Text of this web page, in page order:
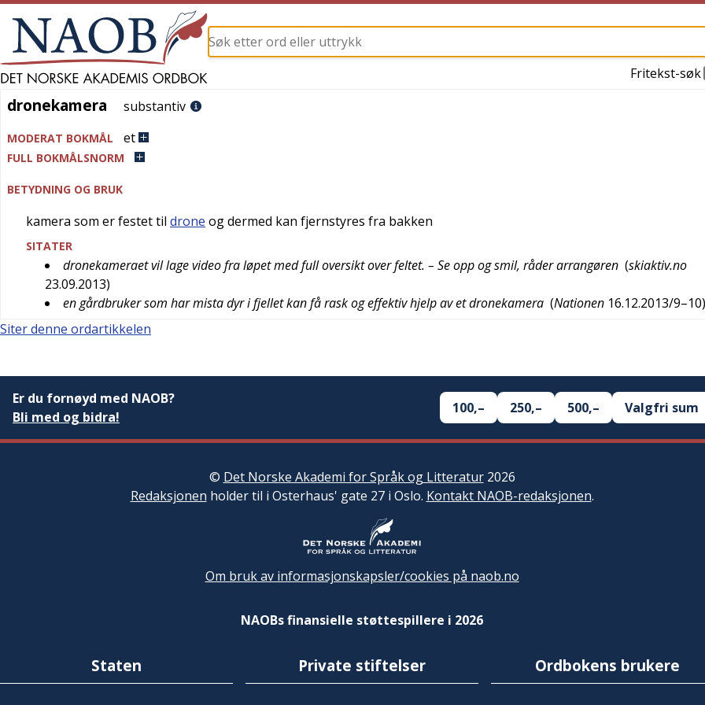
Fritekst-søk
dronekamera
dronekamera substantiv
MODERAT BOKMÅL et
FULL BOKMÅLSNORM
BETYDNING OG BRUK
kamera som er festet til drone og dermed kan fjernstyres fra bakken
SITATER
dronekameraet vil lage video fra løpet med full oversikt over feltet. – Se opp og smil, råder arrangøren (skiaktiv.no
23.09.2013)
en gårdbruker som har mista dyr i fjellet kan få rask og effektiv hjelp av et dronekamera (Nationen 16.12.2013/9–10)
Siter denne ordartikkelen
Er du fornøyd med NAOB?
Bli med og bidra!
100,– 250,– 500,– Valgfri sum
© Det Norske Akademi for Språk og Litteratur2026
Redaksjonen holder til i Osterhaus' gate 27 i Oslo. Kontakt NAOB-redaksjonen.
Om bruk av informasjonskapsler/cookies på naob.no
NAOBs finansielle støttespillere i 2026
Staten Private stiftelser Ordbokens brukere